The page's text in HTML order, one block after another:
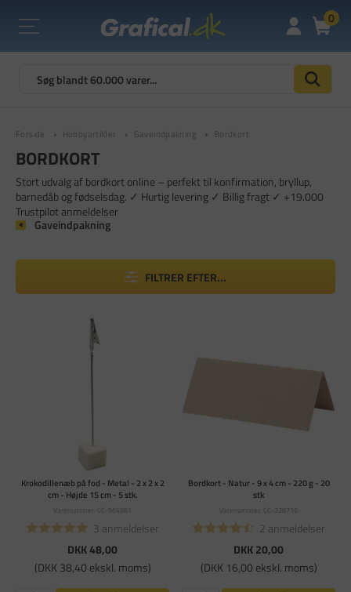
0
Forside Hobbyartikler Gaveindpakning Bordkort
BORDKORT
Stort udvalg af bordkort online – perfekt til konfirmation, bryllup,
barnedåb og fødselsdag. ✓ Hurtig levering ✓ Billig fragt ✓ +19.000
Trustpilot anmeldelser
Gaveindpakning
FILTRER EFTER...
Krokodillenæb på fod - Metal - 2 x 2 x 2
cm - Højde 15 cm - 5 stk.
Varenummer: CC-564961
3 anmeldelser
DKK 48,00
(DKK 38,40 ekskl. moms)
Bordkort - Natur - 9 x 4 cm - 220 g - 20
stk
Varenummer: CC-228716
2 anmeldelser
DKK 20,00
(DKK 16,00 ekskl. moms)